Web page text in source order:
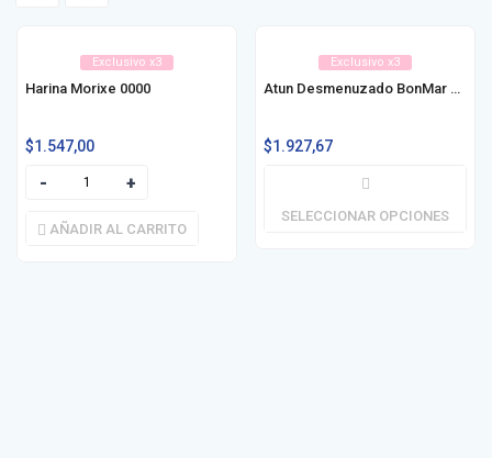
Exclusivo x3
Harina Morixe 0000
$1.547,00
AÑADIR AL CARRITO
Exclusivo x3
Atun Desmenuzado BonMar 170g
$1.927,67
SELECCIONAR OPCIONES